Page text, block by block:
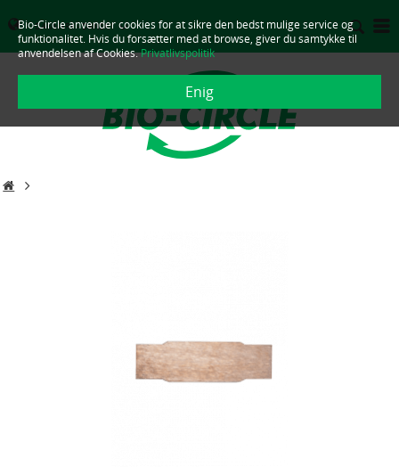
Bio-Circle anvender cookies for at sikre den bedst mulige service og
funktionalitet. Hvis du forsætter med at browse, giver du samtykke til
anvendelsen af Cookies.Privatlivspolitik
Enig
DANMARK - DANSK